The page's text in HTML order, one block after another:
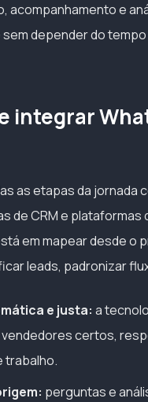
acompanhamento e
depender do
integrar
as etapas da jornada
de CRM e
em mapear desde
leads, padronizar
e justa: a
certos,
trabalho.
perguntas e